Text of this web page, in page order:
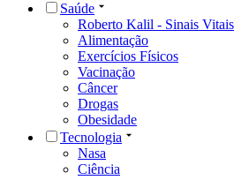
Saúde
Roberto Kalil - Sinais Vitais
Alimentação
Exercícios Físicos
Vacinação
Câncer
Drogas
Obesidade
Tecnologia
Nasa
Ciência